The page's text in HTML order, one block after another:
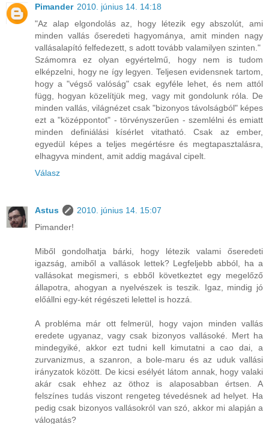
Pimander 2010. június 14. 14:18
"Az alap elgondolás az, hogy létezik egy abszolút, ami
minden vallás őseredeti hagyománya, amit minden nagy
vallásalapító felfedezett, s adott tovább valamilyen szinten."
Számomra ez olyan egyértelmű, hogy nem is tudom
elképzelni, hogy ne így legyen. Teljesen evidensnek tartom,
hogy a "végső valóság" csak egyféle lehet, és nem attól
függ, hogyan közelítjük meg, vagy mit gondolunk róla. De
minden vallás, világnézet csak "bizonyos távolságból" képes
ezt a "középpontot" - törvényszerűen - szemlélni és emiatt
minden definiálási kísérlet vitatható. Csak az ember,
egyedül képes a teljes megértésre és megtapasztalásra,
elhagyva mindent, amit addig magával cipelt.
Válasz
Astus
2010. június 14. 15:07
Pimander!
Miből gondolhatja bárki, hogy létezik valami őseredeti
igazság, amiből a vallások lettek? Legfeljebb abból, ha a
vallásokat megismeri, s ebből következtet egy megelőző
állapotra, ahogyan a nyelvészek is teszik. Igaz, mindig jó
előállni egy-két régészeti lelettel is hozzá.
A probléma már ott felmerül, hogy vajon minden vallás
eredete ugyanaz, vagy csak bizonyos vallásoké. Mert ha
mindegyiké, akkor ezt tudni kell kimutatni a cao dai, a
zurvanizmus, a szanron, a bole-maru és az uduk vallási
irányzatok között. De kicsi esélyét látom annak, hogy valaki
akár csak ehhez az öthoz is alaposabban értsen. A
felszínes tudás viszont rengeteg tévedésnek ad helyet. Ha
pedig csak bizonyos vallásokról van szó, akkor mi alapján a
válogatás?